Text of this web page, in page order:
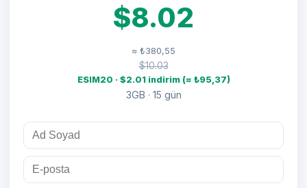
$8.02
≈ ₺380,55
$10.03
ESIM20 · $2.01 indirim (≈ ₺95,37)
3GB · 15 gün